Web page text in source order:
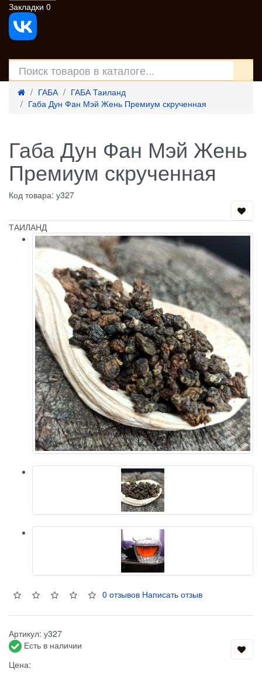
Закладки 0
ГАБА
ГАБА Таиланд
Габа Дун Фан Мэй Жень Премиум скрученная
Габа Дун Фан Мэй Жень
Премиум скрученная
Код товара: у327
ТАИЛАНД
0 отзывов Написать отзыв
Артикул: у327
Есть в наличии
Цена: